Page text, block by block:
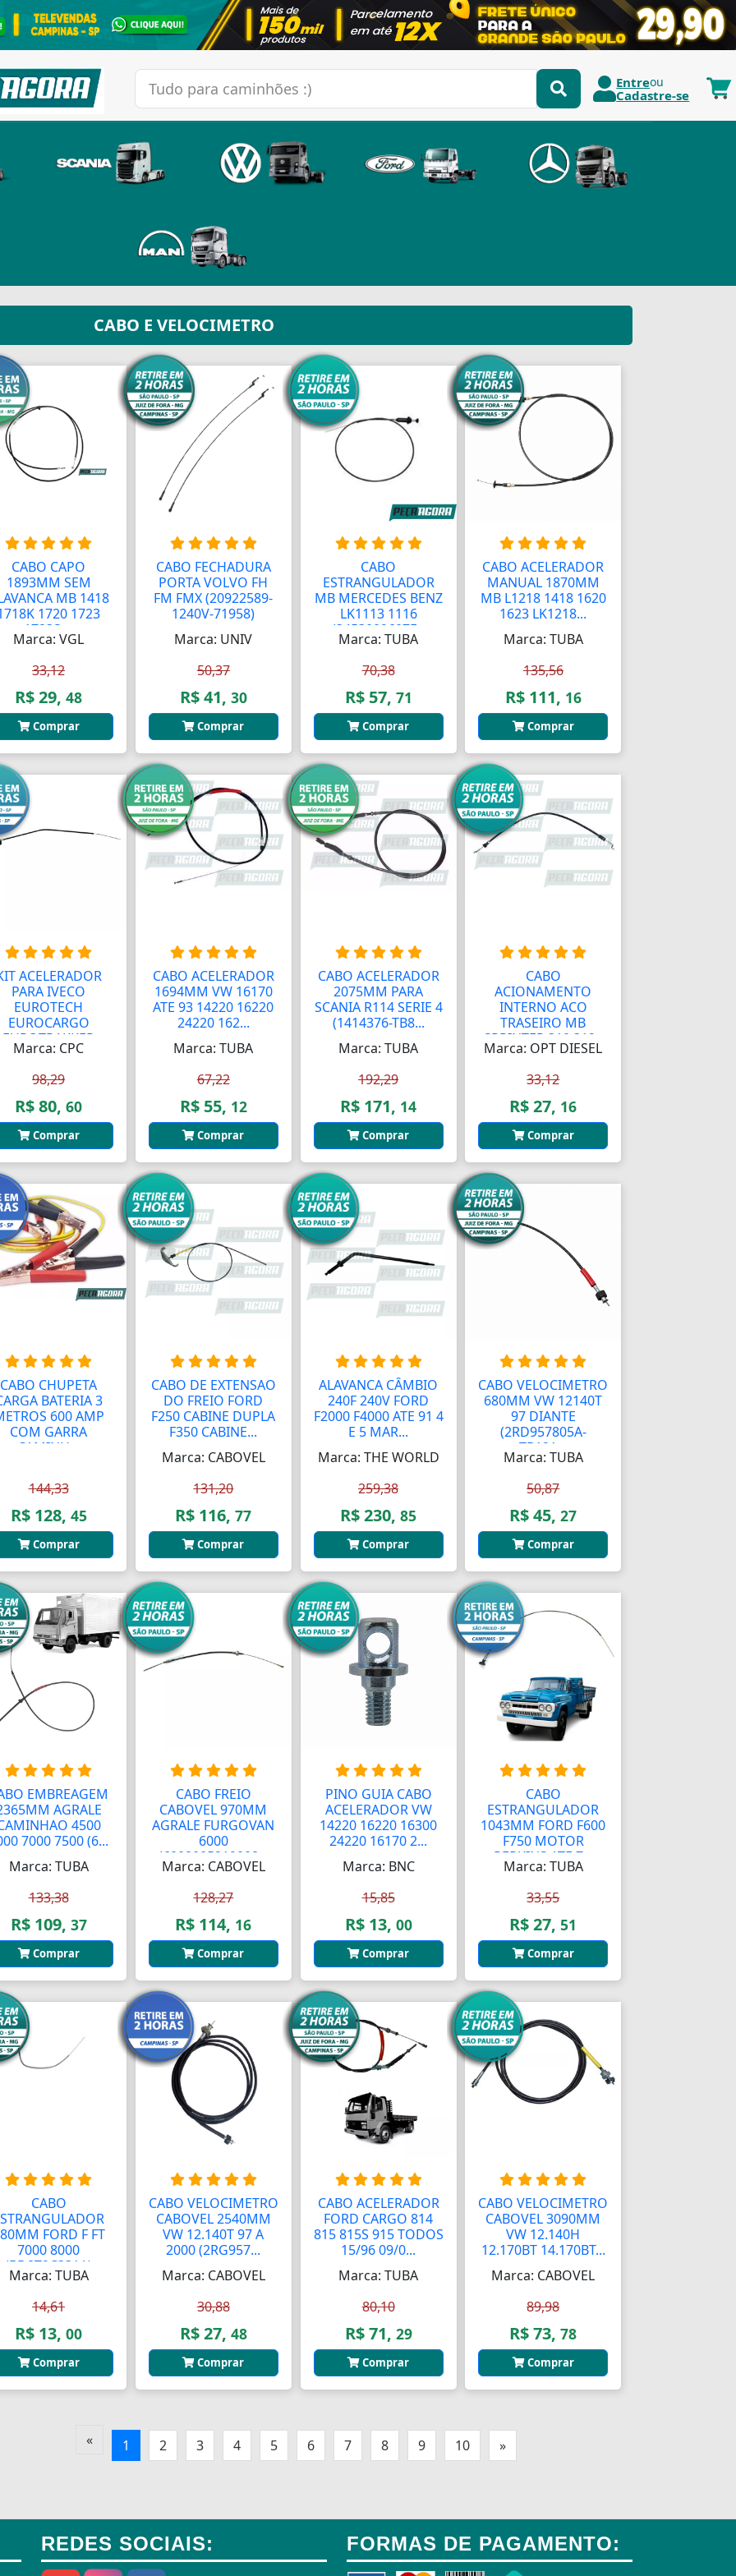
Entreou
Cadastre-se
CABO E VELOCIMETRO
CABO CAPO
1893MM SEM
MB 1418
1720 1723
1723S ...
Marca: VGL
33,12
R$ 29, 48
Comprar
CABO FECHADURA
PORTA VOLVO FH
FM FMX (20922589-
1240V-71958)
Marca: UNIV
50,37
R$ 41, 30
Comprar
CABO
ESTRANGULADOR
MB MERCEDES BENZ
LK1113 1116
(3453009607F...
Marca: TUBA
70,38
R$ 57, 71
Comprar
CABO ACELERADOR
MANUAL 1870MM
MB L1218 1418 1620
1623 LK1218...
Marca: TUBA
135,56
R$ 111, 16
Comprar
ACELERADOR
PARA IVECO
EUROTECH
EUROCARGO
EUROTRAKKER
POW...
Marca: CPC
98,29
R$ 80, 60
Comprar
CABO ACELERADOR
1694MM VW 16170
ATE 93 14220 16220
24220 162...
Marca: TUBA
67,22
R$ 55, 12
Comprar
CABO ACELERADOR
2075MM PARA
SCANIA R114 SERIE 4
(1414376-TB8...
Marca: TUBA
192,29
R$ 171, 14
Comprar
CABO
ACIONAMENTO
INTERNO ACO
TRASEIRO MB
SPRINTER 310 312 -
...
Marca: OPT DIESEL
33,12
R$ 27, 16
Comprar
CABO CHUPETA
BATERIA 3
600 AMP
COM GARRA
CAMINH...
144,33
R$ 128, 45
Comprar
CABO DE EXTENSAO
DO FREIO FORD
F250 CABINE DUPLA
F350 CABINE...
Marca: CABOVEL
131,20
R$ 116,77
Comprar
ALAVANCA CÂMBIO
240F 240V FORD
F2000 F4000 ATE 91 4
E 5 MAR...
Marca: THE WORLD
259,38
R$ 230, 85
Comprar
CABO VELOCIMETRO
680MM VW 12140T
97 DIANTE
(2RD957805A-
TB121...
Marca: TUBA
50,87
R$ 45,27
Comprar
EMBREAGEM
AGRALE
4500
7000 7500 (6...
Marca: TUBA
133,38
R$ 109, 37
Comprar
CABO FREIO
CABOVEL 970MM
AGRALE FURGOVAN
6000
(6008005219008...
Marca: CABOVEL
128,27
R$ 114, 16
Comprar
PINO GUIA CABO
ACELERADOR VW
14220 16220 16300
24220 16170 2...
Marca: BNC
15,85
R$ 13, 00
Comprar
CABO
ESTRANGULADOR
1043MM FORD F600
F750 MOTOR
PERKINS ATE 7...
Marca: TUBA
33,55
R$ 27,51
Comprar
CABO
FORD F FT
7000 8000
(BD8T9C331A)
Marca: TUBA
14,61
R$ 13, 00
Comprar
CABO VELOCIMETRO
CABOVEL 2540MM
VW 12.140T 97 A
2000 (2RG957...
Marca: CABOVEL
30,88
R$ 27, 48
Comprar
CABO ACELERADOR
FORD CARGO 814
815 815S 915 TODOS
15/96 09/0...
Marca: TUBA
80,10
R$ 71, 29
Comprar
CABO VELOCIMETRO
CABOVEL 3090MM
VW 12.140H
12.170BT 14.170BT...
Marca: CABOVEL
89,98
R$ 73,78
Comprar
« 1 2 3 4 5 6 7 8 9 10 »
REDES SOCIAIS: FORMAS DE PAGAMENTO: